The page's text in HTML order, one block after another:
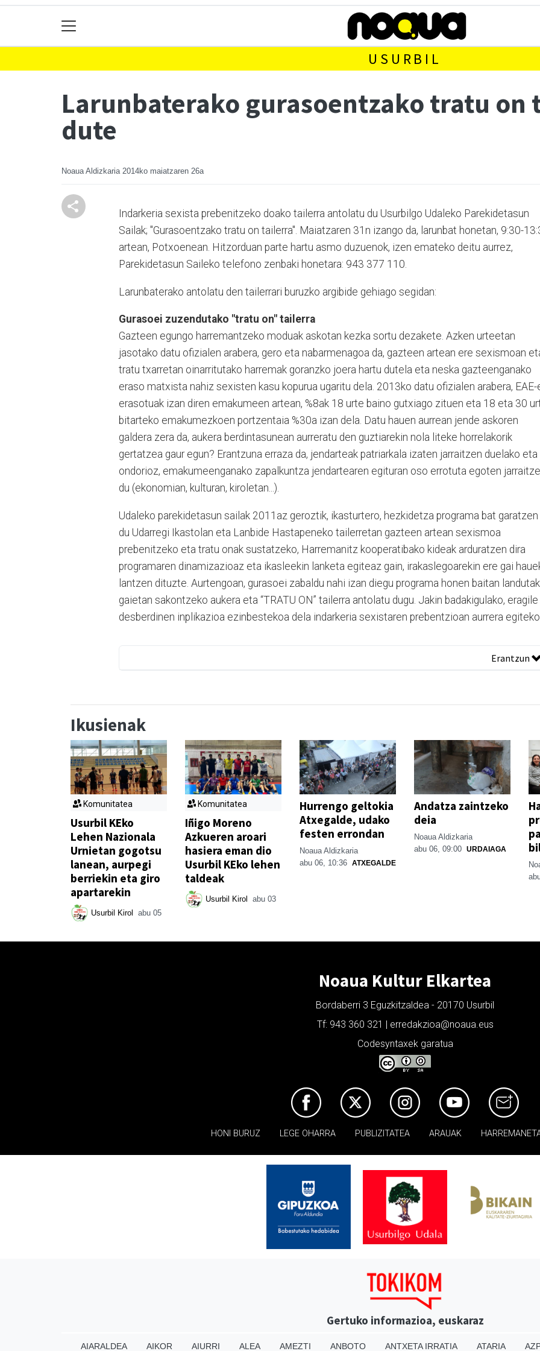
USURBIL
Larunbaterako gurasoentzako tratu
dute
Noaua Aldizkaria 2014ko maiatzaren 26a
Indarkeria sexista prebenitzeko doako tailerra antolatu du Usurbilgo Udaleko Parekidetasun
Sailak; "Gurasoentzako tratu on tailerra". Maiatzaren 31n izango da, larunbat honetan, 9:30-
artean, Potxoenean. Hitzorduan parte hartu asmo duzuenok, izen emateko deitu aurrez,
Parekidetasun Saileko telefono zenbaki honetara: 943 377 110.
Larunbaterako antolatu den tailerrari buruzko argibide gehiago segidan:
Gurasoei zuzendutako "tratu on" tailerra
Gazteen egungo harremantzeko moduak askotan kezka sortu dezakete. Azken urteetan
jasotako datu ofizialen arabera, gero eta nabarmenagoa da, gazteen artean ere sexismoan
tratu txarretan oinarritutako harremak goranzko joera hartu dutela eta neska gazteenganako
eraso matxista nahiz sexisten kasu kopurua ugaritu dela. 2013ko datu ofizialen arabera, EAE-
erasotuak izan diren emakumeen artean, %8ak 18 urte baino gutxiago zituen eta 18 eta 30
bitarteko emakumezkoen portzentaia %30a izan dela. Datu hauen aurrean jende askoren
galdera zera da, aukera berdintasunean aurreratu den guztiarekin nola liteke horrelakorik
gertatzea gaur egun? Erantzuna erraza da, jendarteak patriarkala izaten jarraitzen duelako eta
ondorioz, emakumeenganako zapalkuntza jendartearen egituran oso errotuta egoten
du (ekonomian, kulturan, kiroletan...).
Udaleko parekidetasun sailak 2011az geroztik, ikasturtero, hezkidetza programa bat garatzen
du Udarregi Ikastolan eta Lanbide Hastapeneko tailerretan gazteen artean sexismoa
prebenitzeko eta tratu onak sustatzeko, Harremanitz kooperatibako kideak arduratzen dira
programaren dinamizazioaz eta ikasleekin lanketa egiteaz gain, irakaslegoarekin ere gai
lantzen dituzte. Aurtengoan, gurasoei zabaldu nahi izan diegu programa honen baitan
gaietan sakontzeko aukera eta “TRATU ON” tailerra antolatu dugu. Jakin badakigulako, eragile
desberdinen inplikazioa ezinbestekoa dela indarkeria sexistaren prebentzioan aurrera egiteko.
Erantzun
Ikusienak
Komunitatea
Usurbil KEko
Lehen Nazionala
Urnietan gogotsu
lanean, aurpegi
berriekin eta giro
apartarekin
Usurbil Kirol abu 05
Komunitatea
Iñigo Moreno
Azkueren aroari
hasiera eman dio
Usurbil KEko lehen
taldeak
Usurbil Kirol abu 03
Hurrengo geltokia
Atxegalde, udako
festen errondan
Noaua Aldizkaria
abu 06, 10:36 ATXEGALDE
Andatza zaintzeko
deia
Noaua Aldizkaria
abu 06, 09:00 URDAIAGA
Noaua Kultur Elkartea
Bordaberri 3 Eguzkitzaldea - 20170 Usurbil
Tf: 943 360 321 | erredakzioa@noaua.eus
Codesyntaxek garatua
HONI BURUZ LEGE OHARRA PUBLIZITATEA ARAUAK
Gertuko informazioa, euskaraz
AIARALDEA AIKOR AIURRI ALEA AMEZTI ANBOTO ANTXETA IRRATIA ATARIA